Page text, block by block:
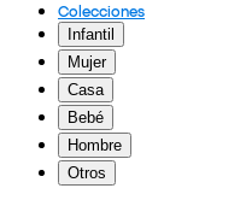
Colecciones
Infantil
Mujer
Casa
Bebé
Hombre
Otros